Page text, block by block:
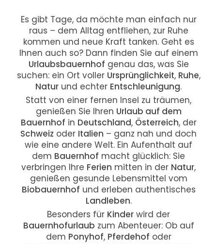
Es gibt Tage, da möchte man einfach nur
raus – dem Alltag entfliehen, zur Ruhe
kommen und neue Kraft tanken. Geht es
Ihnen auch so? Dann finden Sie auf einem
Urlaubsbauernhof genau das, was Sie
suchen: ein Ort voller Ursprünglichkeit, Ruhe,
Natur und echter Entschleunigung.
Statt von einer fernen Insel zu träumen,
genießen Sie Ihren Urlaub auf dem
Bauernhof in Deutschland, Österreich, der
Schweiz oder Italien – ganz nah und doch
wie eine andere Welt. Ein Aufenthalt auf
dem Bauernhof macht glücklich: Sie
verbringen Ihre Ferien mitten in der Natur,
genießen gesunde Lebensmittel vom
Biobauernhof und erleben authentisches
Landleben.
Besonders für Kinder wird der
Bauernhofurlaub zum Abenteuer: Ob auf
dem Ponyhof, Pferdehof oder